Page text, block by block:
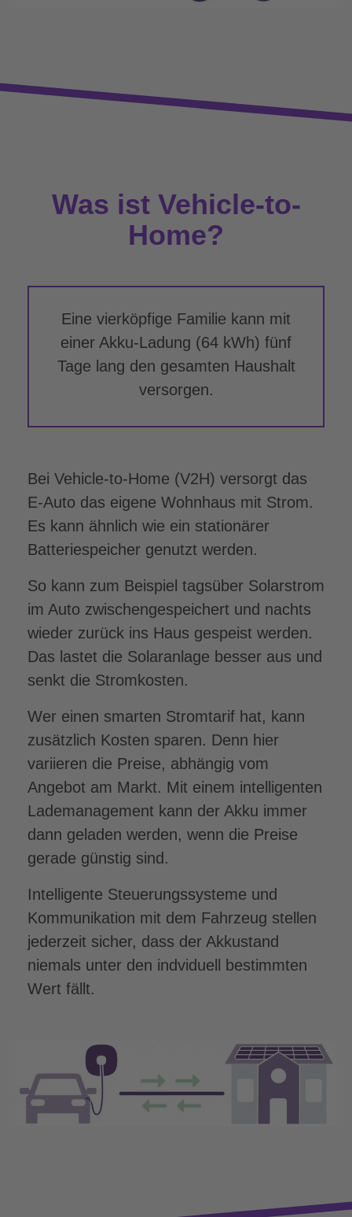
Was ist Vehicle-to-
Home?
Bei Vehicle-to-Home (V2H) versorgt das
E-Auto das eigene Wohnhaus mit Strom.
Es kann ähnlich wie ein stationärer
Batteriespeicher genutzt werden.
So kann zum Beispiel tagsüber Solarstrom
im Auto zwischengespeichert und nachts
wieder zurück ins Haus gespeist werden.
Das lastet die Solaranlage besser aus und
senkt die Stromkosten.
Wer einen smarten Stromtarif hat, kann
zusätzlich Kosten sparen. Denn hier
variieren die Preise, abhängig vom
Angebot am Markt. Mit einem intelligenten
Lademanagement kann der Akku immer
dann geladen werden, wenn die Preise
gerade günstig sind.
Intelligente Steuerungssysteme und
Kommunikation mit dem Fahrzeug stellen
jederzeit sicher, dass der Akkustand
niemals unter den indviduell bestimmten
Wert fällt.
Eine vierköpfige Familie kann mit
einer Akku-Ladung (64 kWh) fünf
Tage lang den gesamten Haushalt
versorgen.